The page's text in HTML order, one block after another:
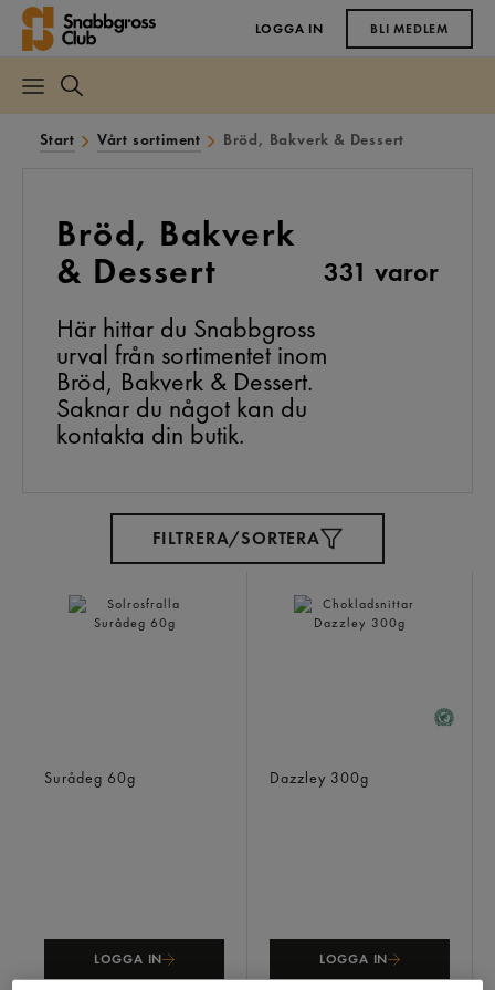
LOGGA IN BLI MEDLEM
Start Vårt sortiment Bröd, Bakverk & Dessert
Bröd, Bakverk
& Dessert
331 varor
Här hittar du Snabbgross
urval från sortimentet inom
Bröd, Bakverk & Dessert.
Saknar du något kan du
kontakta din butik.
FILTRERA/SORTERA
Surådeg 60g
LOGGA IN
Dazzley 300g
LOGGA IN